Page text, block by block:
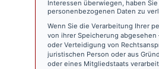
Interessen überwiegen, haben
personenbezogenen Daten zu
Wenn Sie die Verarbeitung Ihrer
von ihrer Speicherung
oder Verteidigung von
juristischen Person oder aus
oder eines Mitgliedstaats